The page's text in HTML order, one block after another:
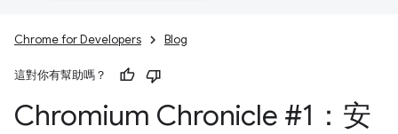
Chrome for Developers Blog
這對你有幫助嗎？
Chromium Chronicle #1：安